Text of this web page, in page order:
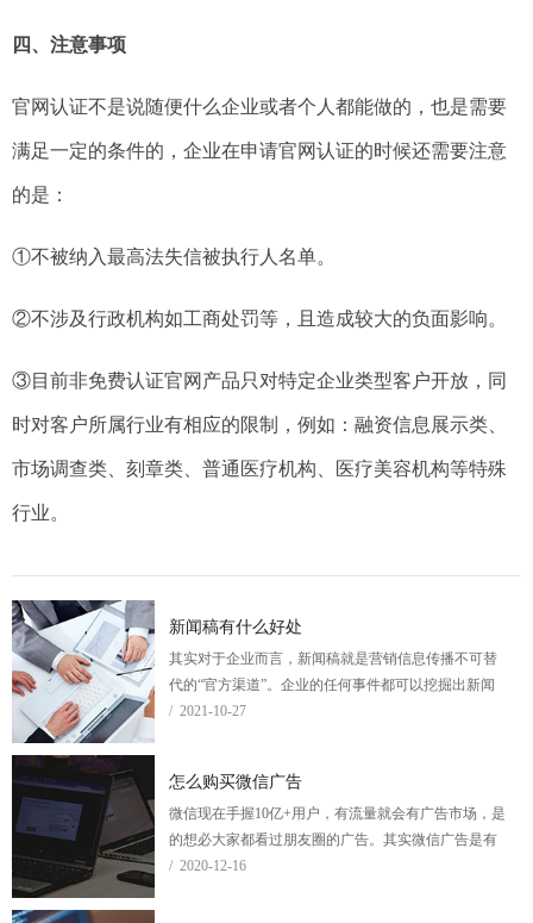
四、注意事项
官网认证不是说随便什么企业或者个人都能做的，也是需要
满足一定的条件的，企业在申请官网认证的时候还需要注意
的是：
①不被纳入最高法失信被执行人名单。
②不涉及行政机构如工商处罚等，且造成较大的负面影响。
③目前非免费认证官网产品只对特定企业类型客户开放，同
时对客户所属行业有相应的限制，例如：融资信息展示类、
市场调查类、刻章类、普通医疗机构、医疗美容机构等特殊
行业。
新闻稿有什么好处
其实对于企业而言，新闻稿就是营销信息传播不可替
代的“官方渠道”。企业的任何事件都可以挖掘出新闻
点，创意出来的新闻,比软文拥有更好的传播效果。新
/ 2021-10-27
怎么购买微信广告
微信现在手握10亿+用户，有流量就会有广告市场，是
的想必大家都看过朋友圈的广告。其实微信广告是有
好几种的，一般支持按曝光排期购买、按曝光竞价购
/ 2020-12-16